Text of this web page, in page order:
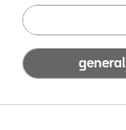
general